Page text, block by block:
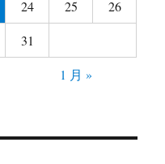
24 25
26
31
1 月 »